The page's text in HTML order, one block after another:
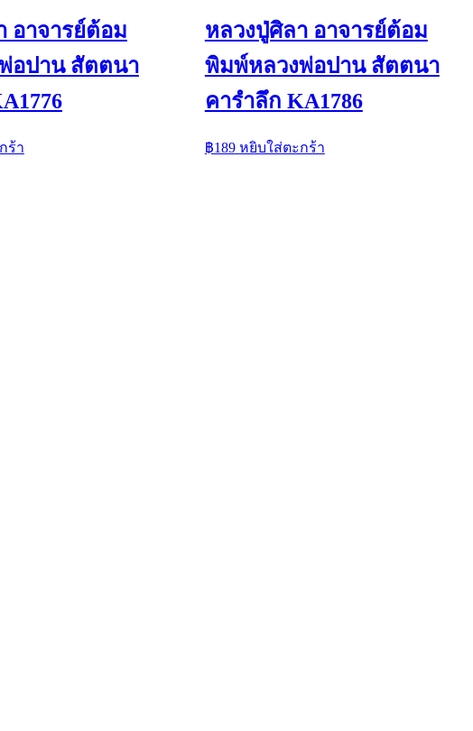
อาจารย์ต้อม
อปาน สัตตนา
ร้า
หลวงปู่ศิลา อาจารย์ต้อม
พิมพ์หลวงพ่อปาน สัตตนา
คารำลึก KA1786
฿189 หยิบใส่ตะกร้า